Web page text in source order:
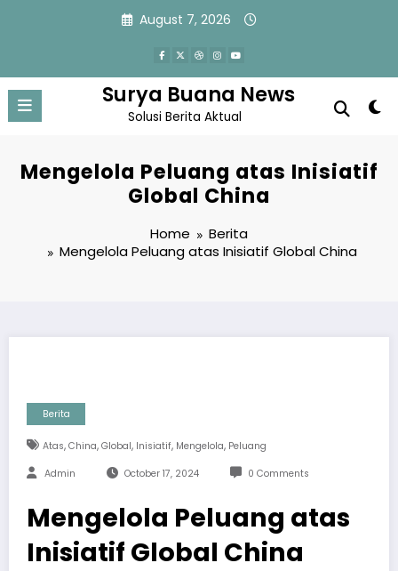
August 7, 2026
Surya Buana News
Solusi Berita Aktual
Mengelola Peluang atas Inisiatif
Global China
Home
Berita
Mengelola Peluang atas Inisiatif Global China
Berita
Atas, China, Global, Inisiatif, Mengelola, Peluang
Admin October 17, 2024 0 Comments
Mengelola Peluang atas
Inisiatif Global China